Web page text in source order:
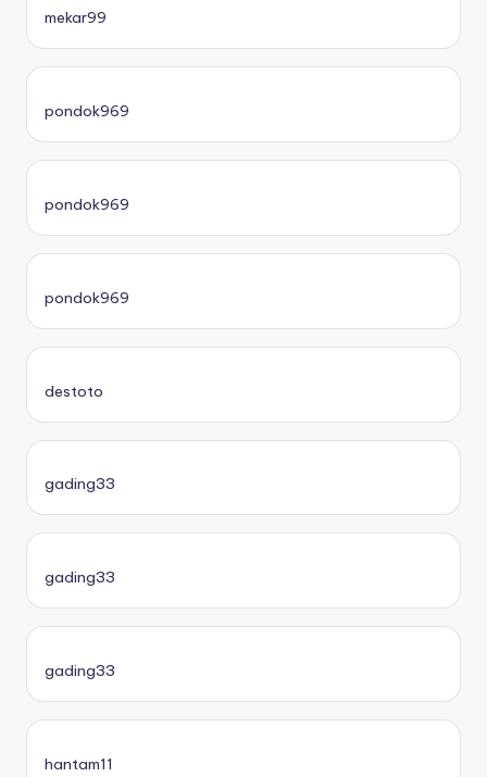
mekar99
pondok969
pondok969
pondok969
destoto
gading33
gading33
gading33
hantam11